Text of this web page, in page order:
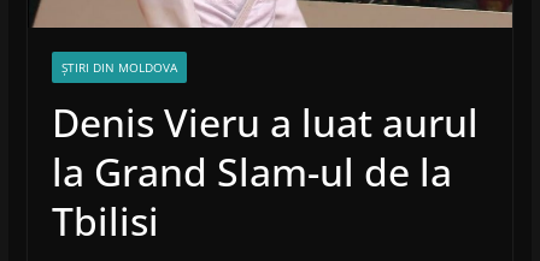
ȘTIRI DIN MOLDOVA
Denis Vieru a luat aurul
la Grand Slam-ul de la
Tbilisi